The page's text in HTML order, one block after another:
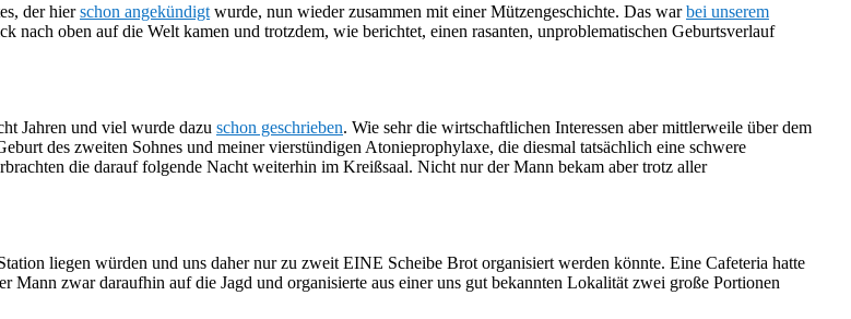
der hierschon angekündigt wurde, nun wieder zusammen mit einer Mützengeschichte. Das warbei unserem
nach oben auf die Welt kamen und trotzdem, wie berichtet, einen rasanten, unproblematischen Geburtsverlauf
Jahren und viel wurde dazu schon geschrieben. Wie sehr die wirtschaftlichen Interessen aber mittlerweile über dem
des zweiten Sohnes und meiner vierstündigen Atonieprophylaxe, die diesmal tatsächlich eine schwere
die darauf folgende Nacht weiterhin im Kreißsaal. Nicht nur der Mann bekam aber trotz aller
liegen würden und uns daher nur zu zweit EINE Scheibe Brot organisiert werden könnte. Eine Cafeteria hatte
zwar daraufhin auf die Jagd und organisierte aus einer uns gut bekannten Lokalität zwei große Portionen